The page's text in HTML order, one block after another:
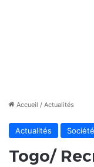
Accueil / Actualités
Actualités Société
Togo/